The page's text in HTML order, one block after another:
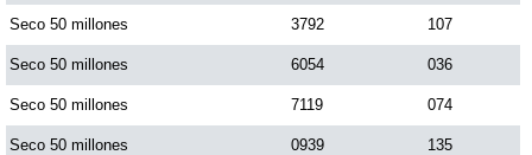
Seco 50 millones 3792 107
Seco 50 millones 6054 036
Seco 50 millones 7119 074
Seco 50 millones 0939 135